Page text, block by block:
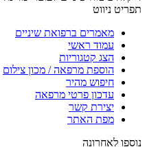
תפריט ניווט
מאמרים ברפואת שיניים
עמוד ראשי
הצג קטגוריות
הוספת מרפאה / מכון צילום
חיפוש מהיר
עדכון פרטי מרפאה
יצירת קשר
מפת האתר
נוספו לאחרונה